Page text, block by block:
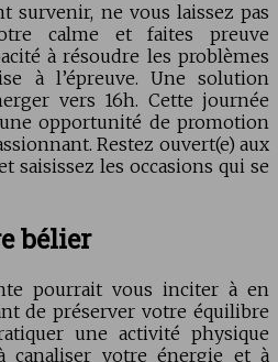
survenir, ne vous laissez pas
calme et faites preuve
à résoudre les problèmes
à l’épreuve. Une solution
vers 16h. Cette journée
opportunité de promotion
Restez ouvert(e) aux
saisissez les occasions qui se
bélier
pourrait vous inciter à en
de préserver votre équilibre
une activité physique
canaliser votre énergie et à